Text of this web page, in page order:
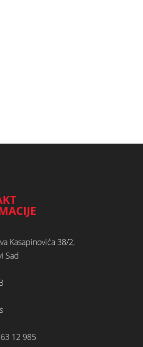
Kasapinovića 38/2,
Sad
12 985